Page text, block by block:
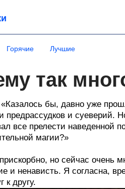
Горячие Лучшие
так
бы, давно уже
и суеверий.
все прелести наведенной
магии?»
но сейчас очень
и ненависть. Я согласна,
к другу.